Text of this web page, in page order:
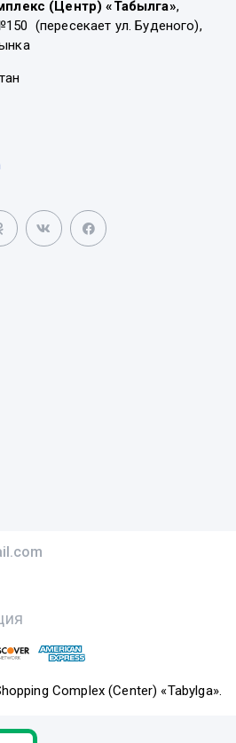
(Центр) «Табылга»,
(пересекает ул. Буденого),
Complex (Center) «Tabylga».